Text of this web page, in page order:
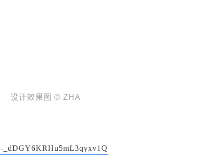
设计效果图 © ZHA
_dDGY6KRHu5mL3qyxv1Q